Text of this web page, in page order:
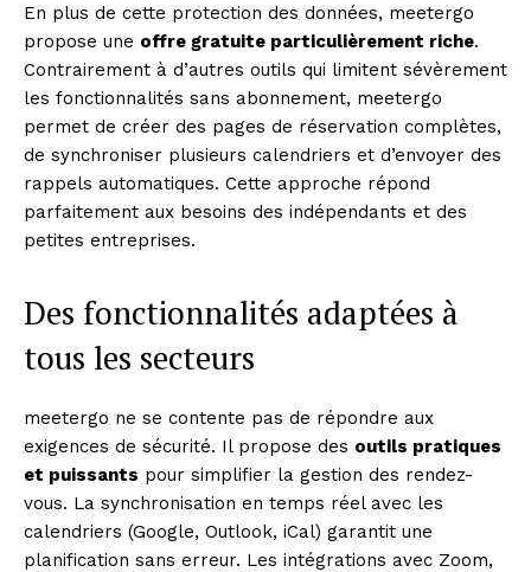
En plus de cette protection des données, meetergo
propose une offre gratuite particulièrement riche.
Contrairement à d’autres outils qui limitent sévèrement
les fonctionnalités sans abonnement, meetergo
permet de créer des pages de réservation complètes,
de synchroniser plusieurs calendriers et d’envoyer des
rappels automatiques. Cette approche répond
parfaitement aux besoins des indépendants et des
petites entreprises.
Des fonctionnalités adaptées à
tous les secteurs
meetergo ne se contente pas de répondre aux
exigences de sécurité. Il propose des outils pratiques
et puissants pour simplifier la gestion des rendez-
vous. La synchronisation en temps réel avec les
calendriers (Google, Outlook, iCal) garantit une
planification sans erreur. Les intégrations avec Zoom,